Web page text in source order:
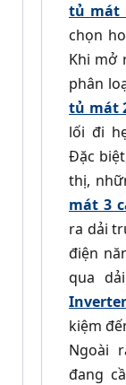
tủ mát
chọn
Khi mở
phân
tủ mát
lối đi
Đặc
thị,
mát 3
ra dải
điện
qua
kiệm
Ngoài
đang